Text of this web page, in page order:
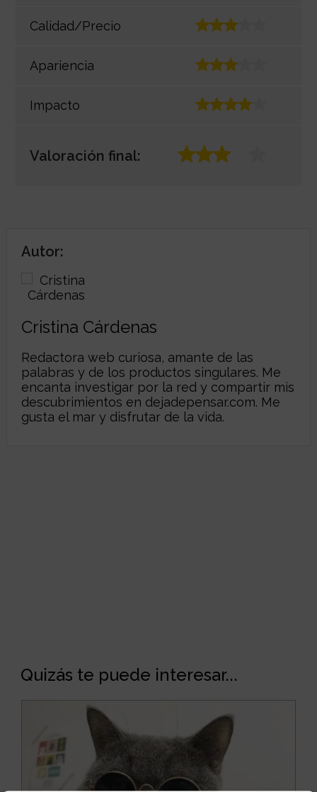
Calidad/Precio
Apariencia
Impacto
Valoración final:
Autor:
Cristina Cárdenas
Redactora web curiosa, amante de las
palabras y de los productos singulares. Me
encanta investigar por la red y compartir mis
descubrimientos en dejadepensar.com. Me
gusta el mar y disfrutar de la vida.
Quizás te puede interesar...